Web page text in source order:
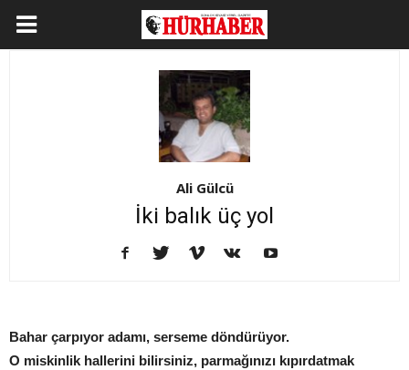
Ali Gülcü
İki balık üç yol
Bahar çarpıyor adamı, serseme döndürüyor.
O miskinlik hallerini bilirsiniz, parmağınızı kıpırdatmak